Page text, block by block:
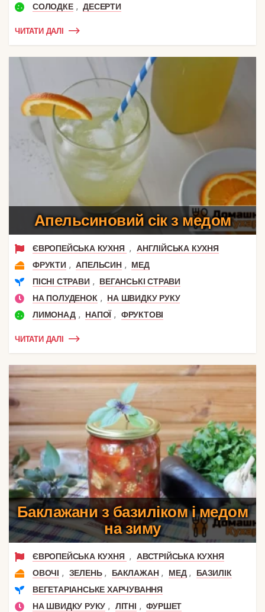
СОЛОДКЕ , ДЕСЕРТИ
ЧИТАТИ ДАЛІ
Апельсиновий сік з медом
ЄВРОПЕЙСЬКА КУХНЯ ,
АНГЛІЙСЬКА КУХНЯ
ФРУКТИ , АПЕЛЬСИН ,
МЕД
ПІСНІ СТРАВИ ,
ВЕГАНСЬКІ СТРАВИ
НА ПОЛУДЕНОК ,
НА ШВИДКУ РУКУ
ЛИМОНАД , НАПОЇ , ФРУКТОВІ
ЧИТАТИ ДАЛІ
Баклажани з базиліком і медом
на зиму
ЄВРОПЕЙСЬКА КУХНЯ ,
АВСТРІЙСЬКА КУХНЯ
ОВОЧІ , ЗЕЛЕНЬ , БАКЛАЖАН , МЕД ,
БАЗИЛІК
ВЕГЕТАРІАНСЬКЕ ХАРЧУВАННЯ
НА ШВИДКУ РУКУ , ЛІТНІ , ФУРШЕТ